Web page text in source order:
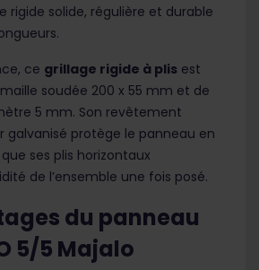
rigide solide, régulière et durable
ce grillage rigide à plis est
soudée 200 x 55 mm et de
5 mm. Son revêtement
galvanisé protège le panneau en
ses plis horizontaux
de l’ensemble une fois posé.
du panneau
5/5 Majalo